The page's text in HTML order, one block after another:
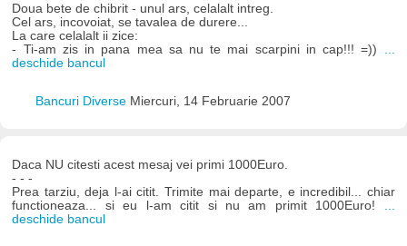
Doua bete de chibrit - unul ars, celalalt intreg.
Cel ars, incovoiat, se tavalea de durere...
La care celalalt ii zice:
- Ti-am zis in pana mea sa nu te mai scarpini in cap!!! =))
deschide bancul
Bancuri Diverse Miercuri, 14 Februarie 2007
Daca NU citesti acest mesaj vei primi 1000Euro.
- - -
Prea tarziu, deja l-ai citit. Trimite mai departe, e incredibil... chiar
functioneaza... si eu l-am citit si nu am primit 1000Euro!
deschide bancul